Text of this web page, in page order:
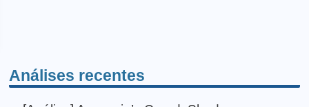
Análises recentes